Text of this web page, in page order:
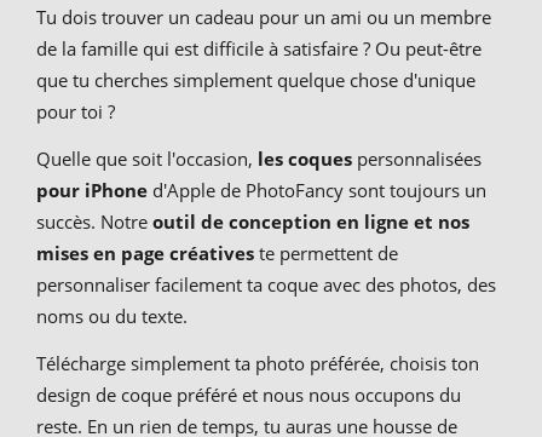
Tu dois trouver un cadeau pour un ami ou un membre
de la famille qui est difficile à satisfaire ? Ou peut-être
que tu cherches simplement quelque chose d'unique
pour toi ?
Quelle que soit l'occasion, les coques personnalisées
pour iPhone d'Apple de PhotoFancy sont toujours un
succès. Notre outil de conception en ligne et nos
mises en page créatives te permettent de
personnaliser facilement ta coque avec des photos, des
noms ou du texte.
Télécharge simplement ta photo préférée, choisis ton
design de coque préféré et nous nous occupons du
reste. En un rien de temps, tu auras une housse de